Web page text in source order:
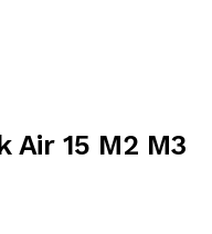
Air 15 M2 M3